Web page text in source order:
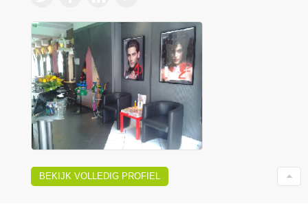
BEKIJK VOLLEDIG PROFIEL